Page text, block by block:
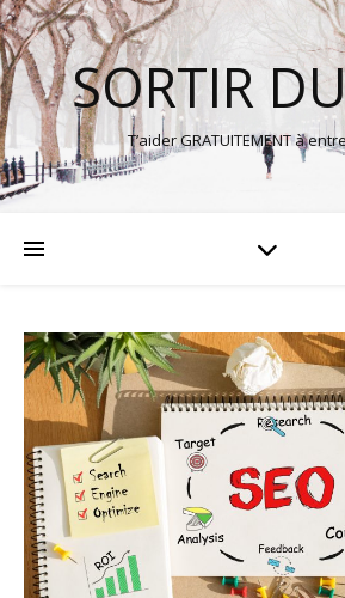
SORTIR
T’aider GRATUITEMENT à